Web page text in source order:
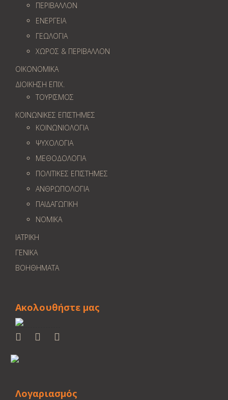
ΠΕΡΙΒΑΛΛΟΝ
ΕΝΕΡΓΕΙΑ
ΓΕΩΛOΓΙΑ
ΧΩΡΟΣ & ΠΕΡΙΒΑΛΛΟΝ
ΟΙΚΟΝΟΜΙΚΑ
ΔΙΟΙΚΗΣΗ ΕΠΙΧ.
ΤΟΥΡΙΣΜΟΣ
ΚΟΙΝΩΝΙΚΕΣ ΕΠΙΣΤΗΜΕΣ
ΚΟΙΝΩΝΙΟΛΟΓΙΑ
ΨΥΧΟΛΟΓΙΑ
ΜΕΘΟΔΟΛΟΓΙΑ
ΠΟΛΙΤΙΚΕΣ ΕΠΙΣΤΗΜΕΣ
ΑΝΘΡΩΠΟΛΟΓΙΑ
ΠΑΙΔΑΓΩΓΙΚΗ
ΝΟΜΙΚΑ
ΙΑΤΡΙΚΗ
ΓΕΝΙΚΑ
ΒΟΗΘΗΜΑΤΑ
Ακολουθήστε μας
Λογαριασμός